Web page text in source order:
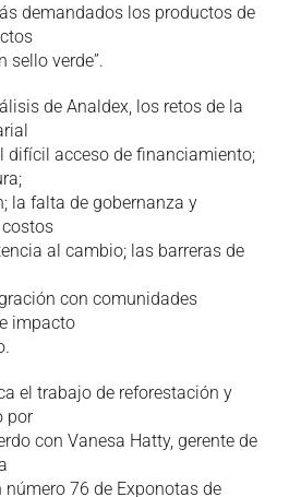
demandados los productos de
sello verde”.
de Analdex, los retos de la
difícil acceso de financiamiento;
la falta de gobernanza y
al cambio; las barreras de
con comunidades
impacto
el trabajo de reforestación y
por
con Vanesa Hatty, gerente de
76 de Exponotas de